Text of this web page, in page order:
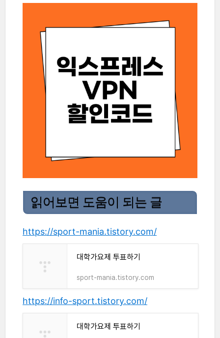
읽어보면 도움이 되는 글
https://sport-mania.tistory.com/
대학가요제 투표하기
sport-mania.tistory.com
https://info-sport.tistory.com/
대학가요제 투표하기